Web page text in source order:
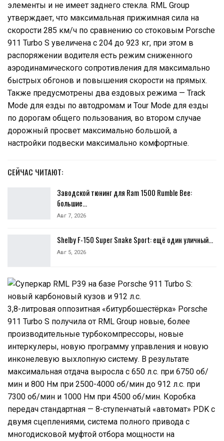
элементы и не имеет заднего стекла. RML Group
утверждает, что максимальная прижимная сила на
скорости 285 км/ч по сравнению со стоковым Porsche
911 Turbo S увеличена с 204 до 923 кг, при этом в
распоряжении водителя есть режим сниженного
аэродинамического сопротивления для максимально
быстрых обгонов и повышения скорости на прямых.
Также предусмотрены два ездовых режима — Track
Mode для езды по автодромам и Tour Mode для езды
по дорогам общего пользования, во втором случае
дорожный просвет максимально большой, а
настройки подвески максимально комфортные.
СЕЙЧАС ЧИТАЮТ:
Заводской тюнинг для Ram 1500 Rumble Bee:
большие…
Авг 7, 2026
Shelby F-150 Super Snake Sport: ещё один уличный…
Авг 5, 2026
3,8-литровая оппозитная «битурбошестёрка» Porsche
911 Turbo S получила от RML Group новые, более
производительные турбокомпрессоры, новые
интеркулеры, новую программу управления и новую
инконелевую выхлопную систему. В результате
максимальная отдача выросла с 650 л.с. при 6750 об/
мин и 800 Нм при 2500-4000 об/мин до 912 л.с. при
7300 об/мин и 1000 Нм при 4500 об/мин. Коробка
передач стандартная — 8-ступенчатый «автомат» PDK с
двумя сцеплениями, система полного привода с
многодисковой муфтой отбора мощности на